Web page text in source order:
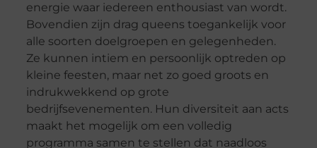
energie waar iedereen enthousiast van wordt.
Bovendien zijn drag queens toegankelijk voor
alle soorten doelgroepen en gelegenheden.
Ze kunnen intiem en persoonlijk optreden op
kleine feesten, maar net zo goed groots en
indrukwekkend op grote
bedrijfsevenementen. Hun diversiteit aan acts
maakt het mogelijk om een volledig
programma samen te stellen dat naadloos